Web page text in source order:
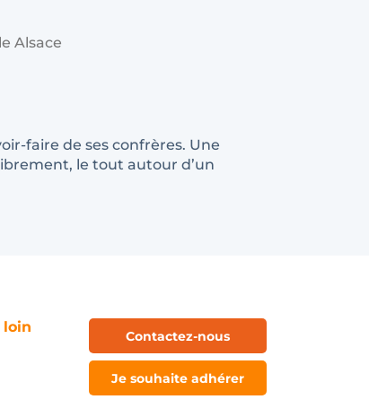
Alsace
faire de ses confrères. Une
le tout autour d’un
loin
Contactez-nous
Je souhaite adhérer